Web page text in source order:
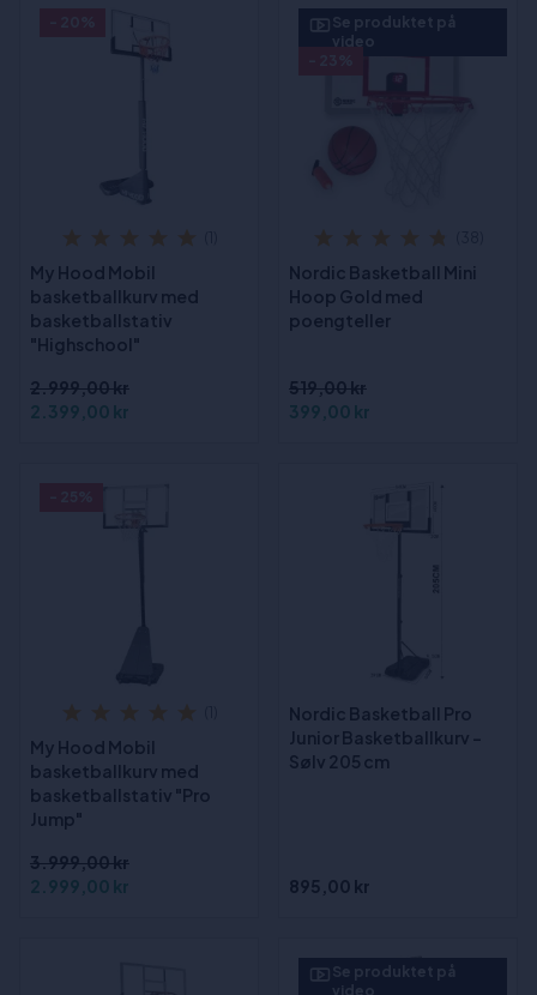
My Hood Mobil
basketballkurv med
basketballstativ
"Highschool"
2.999,00 kr
2.399,00 kr
Se produktet på
video
Nordic Basketball Mini
Hoop Gold med
poengteller
519,00 kr
399,00 kr
My Hood Mobil
basketballkurv med
basketballstativ "Pro
Jump"
3.999,00 kr
2.999,00 kr
Nordic Basketball Pro
Junior Basketballkurv -
Sølv 205 cm
895,00 kr
Se produktet på
video